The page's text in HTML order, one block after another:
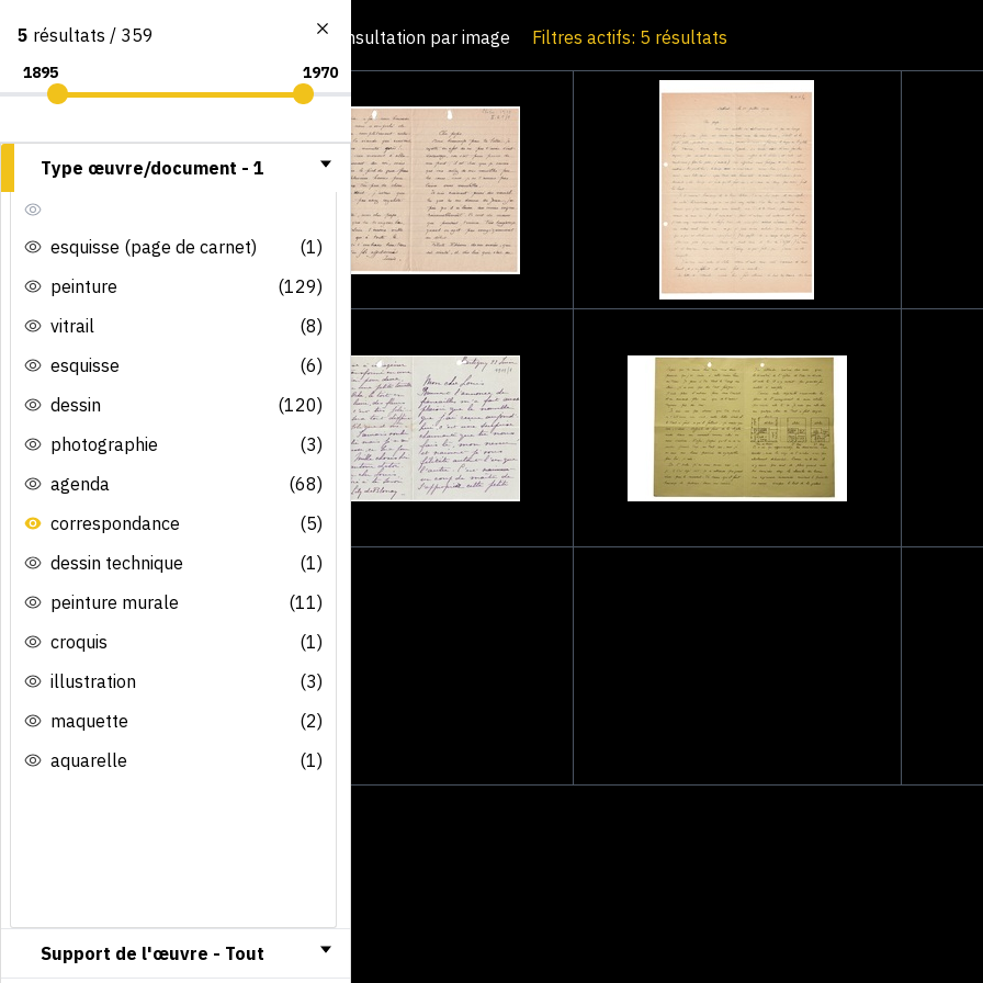
Consultation par image Filtres actifs: 5 résultats
5 résultats / 359
Type œuvre/document - 1
esquisse (page de carnet)
(1)
peinture
(129)
vitrail
(8)
esquisse
(6)
dessin
(120)
photographie
(3)
agenda
(68)
correspondance
(5)
dessin technique
(1)
peinture murale
(11)
croquis
(1)
illustration
(3)
maquette
(2)
aquarelle
(1)
Support de l'œuvre - Tout